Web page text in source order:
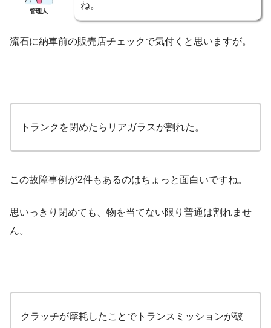
管理人
ね。
流石に納車前の販売店チェックで気付くと思いますが。
トランクを閉めたらリアガラスが割れた。
この故障事例が2件もあるのはちょっと面白いですね。
思いっきり閉めても、物を当てない限り普通は割れませ
ん。
クラッチが摩耗したことでトランスミッションが破